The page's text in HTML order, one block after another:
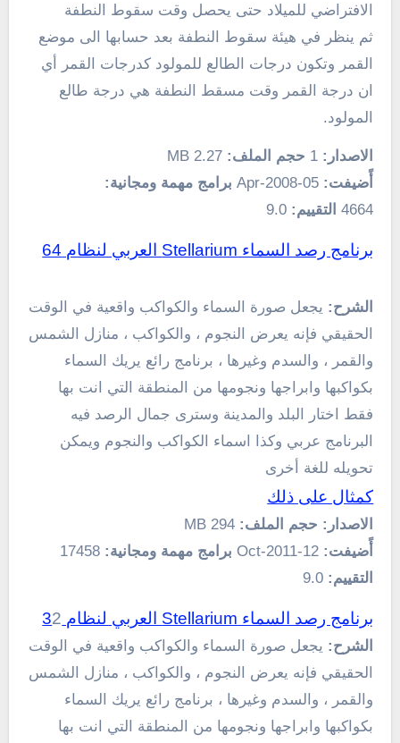
الافتراضي للميلاد حتى يحصل وقت سقوط النطفة
ثم ينظر في هيئة سقوط النطفة بعد حسابها الى موضع
القمر وتكون درجات الطالع للمولود كدرجات القمر أي
ان درجة القمر وقت مسقط النطفة هي درجة طالع
المولود.
الاصدار: حجم الملف:
أًضيفت:
برامج مهمة ومجانية:
4664 التقييم:
برنامج رصد السماء Stellarium العربي لنظام 64
الشرح: يجعل صورة السماء والكواكب واقعية في الوقت
الحقيقي فإنه يعرض النجوم ، والكواكب ، منازل الشمس
والقمر ، والسدم وغيرها ، برنامج رائع يريك السماء
بكواكبها وابراجها ونجومها من المنطقة التي انت بها
فقط اختار البلد والمدينة وسترى جمال الرصد فيه
البرنامج عربي وكذا اسماء الكواكب والنجوم ويمكن
تحويله للغة أخرى
كمثال على ذلك
الاصدار: حجم الملف:
أًضيفت:
برامج مهمة ومجانية:
التقييم:
برنامج رصد السماء Stellarium العربي لنظام 3 2
الشرح: يجعل صورة السماء والكواكب واقعية في الوقت
الحقيقي فإنه يعرض النجوم ، والكواكب ، منازل الشمس
والقمر ، والسدم وغيرها ، برنامج رائع يريك السماء
بكواكبها وابراجها ونجومها من المنطقة التي انت بها